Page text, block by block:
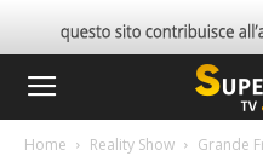
Home Reality Show Grande